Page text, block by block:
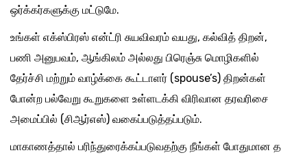
ஒர்க்கர்களுக்கு மட்டுமே.
உங்கள் எக்ஸ்பிரஸ் என்ட்ரி சுயவிவரம் வயது, கல்வித் திறன்,
பணி அனுபவம், ஆங்கிலம் அல்லது பிரெஞ்சு மொழிகளில்
தேர்ச்சி மற்றும் வாழ்க்கை கூட்டாளர் (spouse’s) திறன்கள்
போன்ற பல்வேறு கூறுகளை உள்ளடக்கி விரிவான தரவரிசை
அமைப்பில் (சிஆர்எஸ்) வகைப்படுத்தப்படும்.
மாகாணத்தால் பரிந்துரைக்கப்படுவதற்கு நீங்கள் போதுமான த